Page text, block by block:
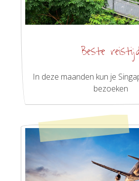
Beste
In deze maanden kun je
bezoeken